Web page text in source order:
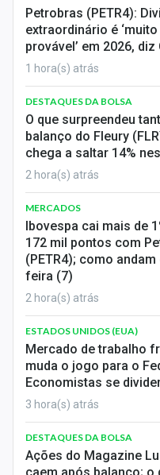
Economia
Empresas
Brasil
Política
Colunas
Especiais
Internacional
Marketing
Tecnologia
Conteúdo de Marca
Sobre
Expediente
Contato
Petrobras (PETR4):
extraordinário é
provável’ em 2026, diz
1 hora(s) atrás
DESTAQUES DA BOLSA
O que surpreendeu
balanço do Fleury
chega a saltar 14%
2 hora(s) atrás
MERCADOS
Ibovespa cai mais de
172 mil pontos com
(PETR4); como
feira (7)
2 hora(s) atrás
ESTADOS UNIDOS (EUA)
Mercado de trabalho
muda o jogo para o
Economistas se
3 hora(s) atrás
DESTAQUES DA BOLSA
Ações do Magazine